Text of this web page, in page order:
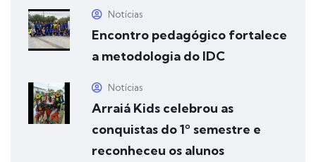
Notícias
Encontro pedagógico fortalece
a metodologia do IDC
Notícias
Arraiá Kids celebrou as
conquistas do 1º semestre e
reconheceu os alunos